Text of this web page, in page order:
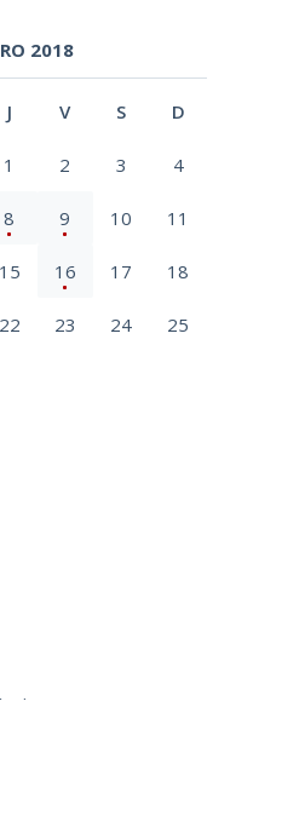
2018
J V S D
1 2 3 4
8 9 10 11
15 16 17 18
22 23 24 25